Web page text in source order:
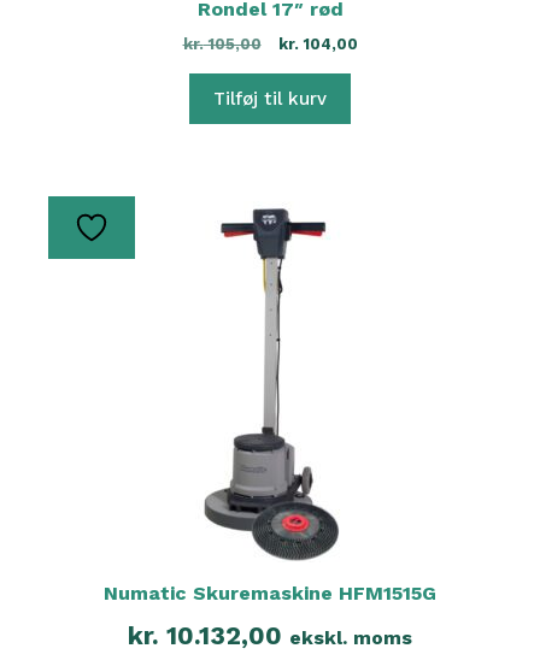
Rondel 17″ rød
kr.105,00 kr. 104,00
Tilføj til kurv
Numatic Skuremaskine HFM1515G
kr. 10.132,00 ekskl. moms